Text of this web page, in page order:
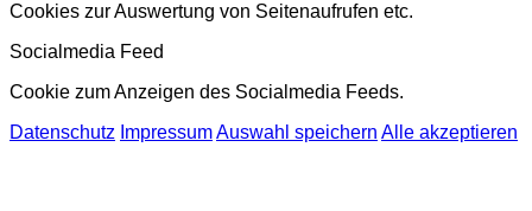
Cookies zur Auswertung von Seitenaufrufen etc.
Socialmedia Feed
Cookie zum Anzeigen des Socialmedia Feeds.
Datenschutz ImpressumAuswahl speichern Alle akzeptieren